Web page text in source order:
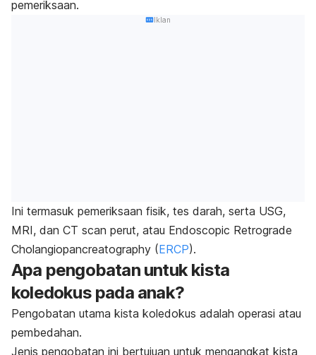
pemeriksaan.
Iklan
Ini termasuk pemeriksaan fisik, tes darah, serta USG,
MRI, dan CT scan perut, atau Endoscopic Retrograde
Cholangiopancreatography (ERCP).
Apa pengobatan untuk kista
koledokus pada anak?
Pengobatan utama kista koledokus adalah operasi atau
pembedahan.
Jenis pengobatan ini bertujuan untuk mengangkat kista